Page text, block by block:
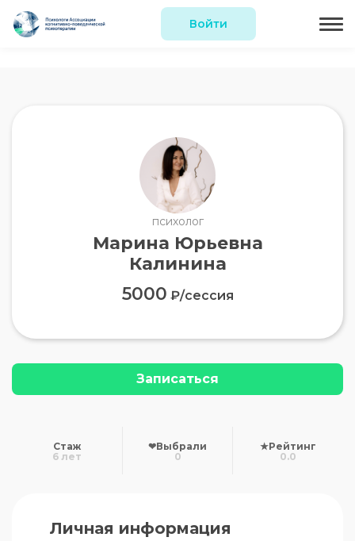
Войти
психолог
Марина Юрьевна
Калинина
5000 ₽/сессия
Записаться
Стаж
6 лет
❤Выбрали
0
★Рейтинг
0.0
Личная информация